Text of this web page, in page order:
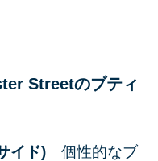
Streetのブティ
イド) 個性的なブ